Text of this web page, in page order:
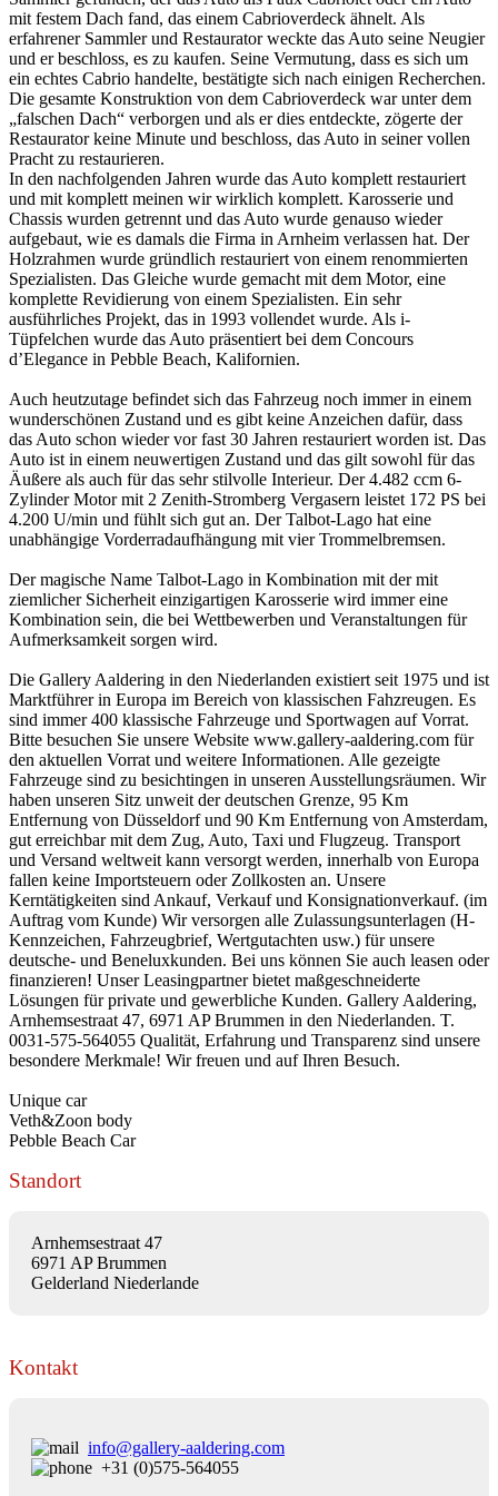
mit festem Dach fand, das einem Cabrioverdeck ähnelt. Als
erfahrener Sammler und Restaurator weckte das Auto seine Neugier
und er beschloss, es zu kaufen. Seine Vermutung, dass es sich um
ein echtes Cabrio handelte, bestätigte sich nach einigen Recherchen.
Die gesamte Konstruktion von dem Cabrioverdeck war unter dem
„falschen Dach“ verborgen und als er dies entdeckte, zögerte der
Restaurator keine Minute und beschloss, das Auto in seiner vollen
Pracht zu restaurieren.
In den nachfolgenden Jahren wurde das Auto komplett restauriert
und mit komplett meinen wir wirklich komplett. Karosserie und
Chassis wurden getrennt und das Auto wurde genauso wieder
aufgebaut, wie es damals die Firma in Arnheim verlassen hat. Der
Holzrahmen wurde gründlich restauriert von einem renommierten
Spezialisten. Das Gleiche wurde gemacht mit dem Motor, eine
komplette Revidierung von einem Spezialisten. Ein sehr
ausführliches Projekt, das in 1993 vollendet wurde. Als i-
Tüpfelchen wurde das Auto präsentiert bei dem Concours
d’Elegance in Pebble Beach, Kalifornien.
Auch heutzutage befindet sich das Fahrzeug noch immer in einem
wunderschönen Zustand und es gibt keine Anzeichen dafür, dass
das Auto schon wieder vor fast 30 Jahren restauriert worden ist. Das
Auto ist in einem neuwertigen Zustand und das gilt sowohl für das
Äußere als auch für das sehr stilvolle Interieur. Der 4.482 ccm 6-
Zylinder Motor mit 2 Zenith-Stromberg Vergasern leistet 172 PS bei
4.200 U/min und fühlt sich gut an. Der Talbot-Lago hat eine
unabhängige Vorderradaufhängung mit vier Trommelbremsen.
Der magische Name Talbot-Lago in Kombination mit der mit
ziemlicher Sicherheit einzigartigen Karosserie wird immer eine
Kombination sein, die bei Wettbewerben und Veranstaltungen für
Aufmerksamkeit sorgen wird.
Die Gallery Aaldering in den Niederlanden existiert seit 1975 und ist
Marktführer in Europa im Bereich von klassischen Fahzreugen. Es
sind immer 400 klassische Fahrzeuge und Sportwagen auf Vorrat.
Bitte besuchen Sie unsere Website www.gallery-aaldering.com für
den aktuellen Vorrat und weitere Informationen. Alle gezeigte
Fahrzeuge sind zu besichtingen in unseren Ausstellungsräumen. Wir
haben unseren Sitz unweit der deutschen Grenze, 95 Km
Entfernung von Düsseldorf und 90 Km Entfernung von Amsterdam,
gut erreichbar mit dem Zug, Auto, Taxi und Flugzeug. Transport
und Versand weltweit kann versorgt werden, innerhalb von Europa
fallen keine Importsteuern oder Zollkosten an. Unsere
Kerntätigkeiten sind Ankauf, Verkauf und Konsignationverkauf. (im
Auftrag vom Kunde) Wir versorgen alle Zulassungsunterlagen (H-
Kennzeichen, Fahrzeugbrief, Wertgutachten usw.) für unsere
deutsche- und Beneluxkunden. Bei uns können Sie auch leasen oder
finanzieren! Unser Leasingpartner bietet maßgeschneiderte
Lösungen für private und gewerbliche Kunden. Gallery Aaldering,
Arnhemsestraat 47, 6971 AP Brummen in den Niederlanden. T.
0031-575-564055 Qualität, Erfahrung und Transparenz sind unsere
besondere Merkmale! Wir freuen und auf Ihren Besuch.
Unique car
Veth&Zoon body
Pebble Beach Car
Standort
Arnhemsestraat 47
6971 AP Brummen
Gelderland Niederlande
Kontakt
info@gallery-aaldering.com
+31 (0)575-564055